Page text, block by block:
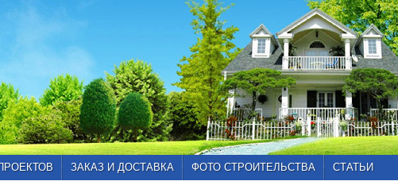
ЗАКАЗ И ДОСТАВКА ФОТО СТРОИТЕЛЬСТВА СТАТЬИ